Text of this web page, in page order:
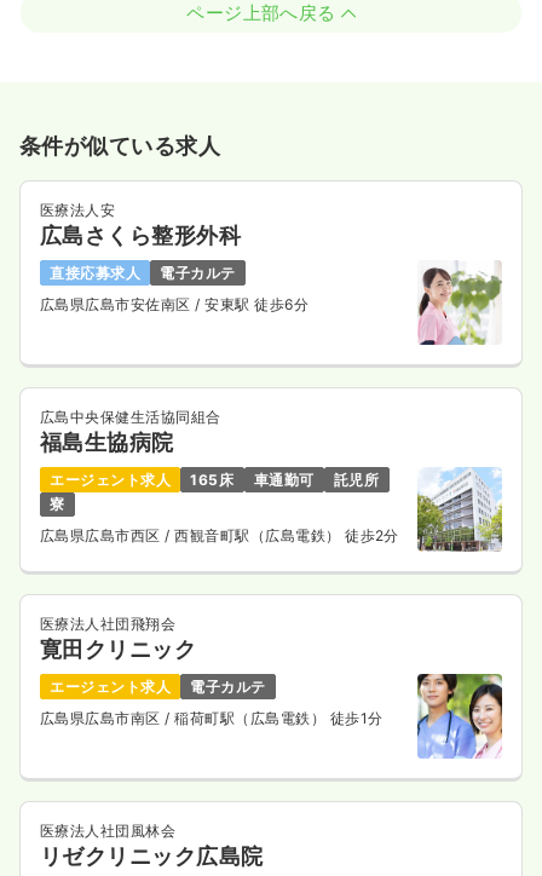
ページ上部へ戻る
条件が似ている求人
医療法人安
広島さくら整形外科
直接応募求人
電子カルテ
広島県広島市安佐南区 / 安東駅 徒歩6分
広島中央保健生活協同組合
福島生協病院
エージェント求人 165床 車通勤可
託児所
寮
広島県広島市西区/ 西観音町駅（広島電鉄） 徒歩2分
医療法人社団飛翔会
寛田クリニック
エージェント求人
電子カルテ
広島県広島市南区 / 稲荷町駅（広島電鉄） 徒歩1分
医療法人社団風林会
リゼクリニック広島院